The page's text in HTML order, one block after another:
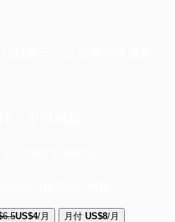
US$4/月 月付 US$8/月